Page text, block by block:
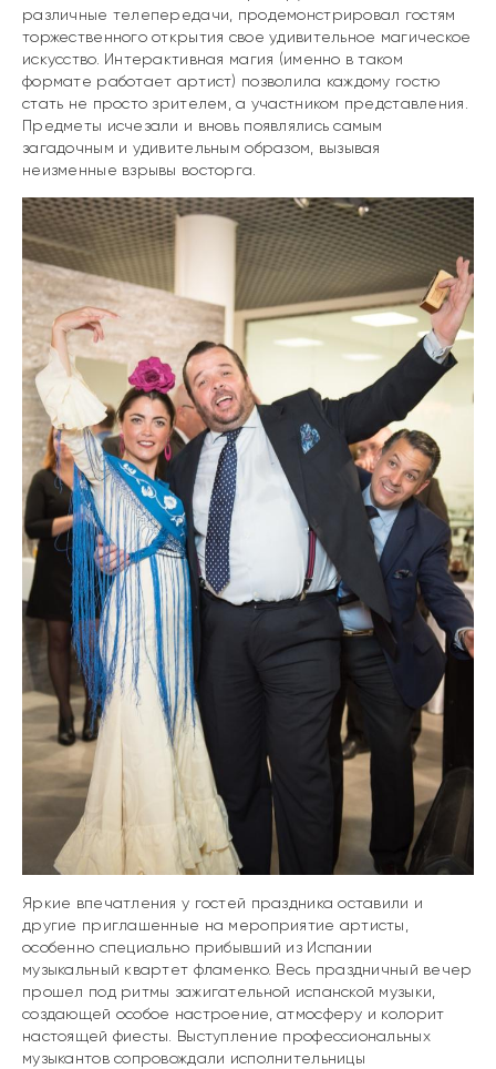
различные телепередачи, продемонстрировал гостям
торжественного открытия свое удивительное магическое
искусство. Интерактивная магия (именно в таком
формате работает артист) позволила каждому гостю
стать не просто зрителем, а участником представления.
Предметы исчезали и вновь появлялись самым
загадочным и удивительным образом, вызывая
неизменные взрывы восторга.
Яркие впечатления у гостей праздника оставили и
другие приглашенные на мероприятие артисты,
особенно специально прибывший из Испании
музыкальный квартет фламенко. Весь праздничный вечер
прошел под ритмы зажигательной испанской музыки,
создающей особое настроение, атмосферу и колорит
настоящей фиесты. Выступление профессиональных
музыкантов сопровождали исполнительницы